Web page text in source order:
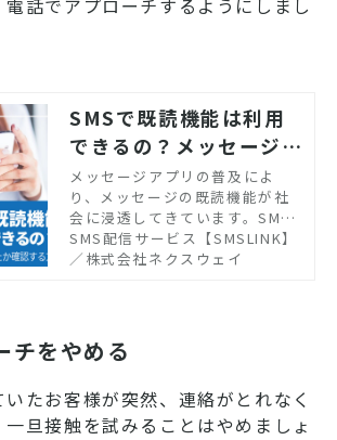
話でアプローチするようにしまし
SMSで既読機能は利用
できるの？メッセージが
見られたか確認する方法
も紹介
メッセージアプリの普及によ
り、メッセージの既読機能が社
会に浸透してきています。SMS
（ショートメッセージサービ
ス）を検討中、あるいは利用中
顧客対応にSMSを活用したいと
考える企業の担当者に向けて、S
す。メッセージが顧客に届いた
か確認する方法や、SMSを導入
SMS配信サービス【SMSLINK】
／株式会社ネクスウェイ
チをやめる
たお客様が突然、連絡がとれなく
旦接触を試みることはやめましょ